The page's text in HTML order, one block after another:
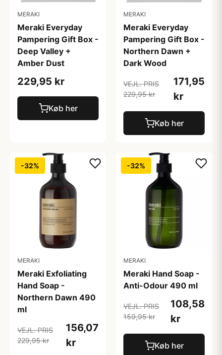
MERAKI
Meraki Everyday
Pampering Gift Box -
Deep Valley +
Amber Dust
229,95 kr
Køb her
MERAKI
Meraki Everyday
Pampering Gift Box -
Northern Dawn +
Dark Wood
VEJL. PRIS
229,95 kr
171,95
kr
Køb her
-32%
MERAKI
Meraki Exfoliating
Hand Soap -
Northern Dawn 490
ml
VEJL. PRIS
229,95 kr
156,07
kr
-32%
MERAKI
Meraki Hand Soap -
Anti-Odour 490 ml
VEJL. PRIS
159,95 kr
108,58
kr
Køb her